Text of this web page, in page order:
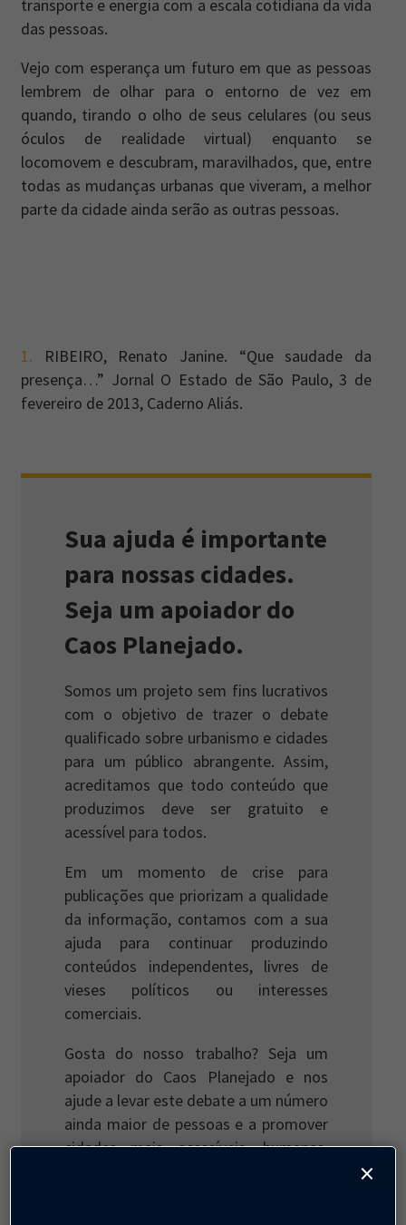
transporte e energia com a escala cotidiana da vida
das pessoas.
Vejo com esperança um futuro em que as pessoas
lembrem de olhar para o entorno de vez em
quando, tirando o olho de seus celulares (ou seus
óculos de realidade virtual) enquanto se
locomovem e descubram, maravilhados, que, entre
todas as mudanças urbanas que viveram, a melhor
parte da cidade ainda serão as outras pessoas.
1. RIBEIRO, Renato Janine. “Que saudade da
presença…” Jornal O Estado de São Paulo, 3 de
fevereiro de 2013, Caderno Aliás.
Sua ajuda é importante
para nossas cidades.
Seja um apoiador do
Caos Planejado.
Somos um projeto sem fins lucrativos
com o objetivo de trazer o debate
qualificado sobre urbanismo e cidades
para um público abrangente. Assim,
acreditamos que todo conteúdo que
produzimos deve ser gratuito e
acessível para todos.
Em um momento de crise para
publicações que priorizam a qualidade
da informação, contamos com a sua
ajuda para continuar produzindo
conteúdos independentes, livres de
vieses políticos ou interesses
comerciais.
Gosta do nosso trabalho? Seja um
apoiador do Caos Planejado e nos
ajude a levar este debate a um número
ainda maior de pessoas e a promover
cidades mais acessíveis, humanas,
×